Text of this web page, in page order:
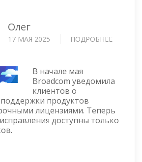
Олег
17 МАЯ 2025 ПОДРОБНЕЕ
В начале мая
Broadcom уведомила
клиентов о
продуктов
лицензиями. Теперь
доступны только